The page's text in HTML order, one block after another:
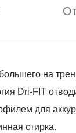
на
Dri-FIT
для
стирка.